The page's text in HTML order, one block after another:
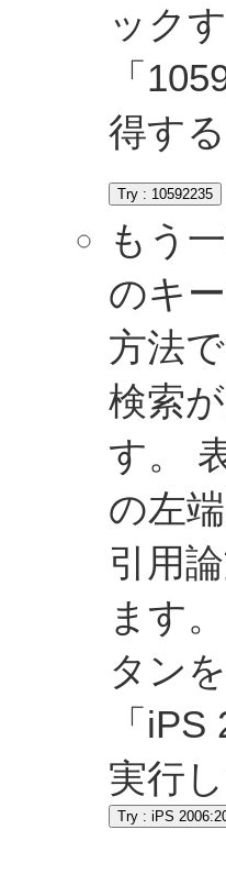
ック
「
得す
もう
のキ
方法
検索
す。
の左
引用
ます
タン
「
実行